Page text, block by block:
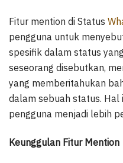
Fitur mention di Status
pengguna untuk
spesifik dalam status
seseorang disebutkan,
yang memberitahukan
dalam sebuah status.
pengguna menjadi lebih
Keunggulan Fitur Mention